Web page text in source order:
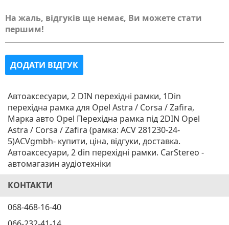
На жаль, відгуків ще немає, Ви можете стати
першим!
ДОДАТИ ВІДГУК
Автоаксесуари, 2 DIN перехідні рамки, 1Din
перехідна рамка для Opel Astra / Corsa / Zafira,
Марка авто Opel Перехідна рамка під 2DIN Opel
Astra / Corsa / Zafira (рамка: ACV 281230-24-
5)ACVgmbh- купити, ціна, відгуки, доставка.
Автоаксесуари, 2 din перехідні рамки. CarStereo -
автомагазин аудіотехніки
КОНТАКТИ
068-468-16-40